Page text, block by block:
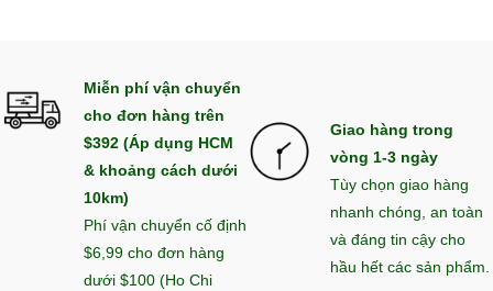
Miễn phí vận chuyển
cho đơn hàng trên
$392 (Áp dụng HCM
& khoảng cách dưới
10km)
Phí vận chuyển cố định
$6,99 cho đơn hàng
dưới $100 (Ho Chi
Giao hàng trong
vòng 1-3 ngày
Tùy chọn giao hàng
nhanh chóng, an toàn
và đáng tin cậy cho
hầu hết các sản phẩm.